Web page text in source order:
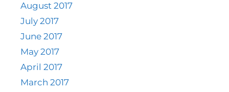
August 2017
July 2017
June 2017
May 2017
April 2017
March 2017